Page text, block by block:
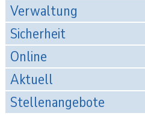
Verwaltung
Sicherheit
Online
Aktuell
Stellenangebote